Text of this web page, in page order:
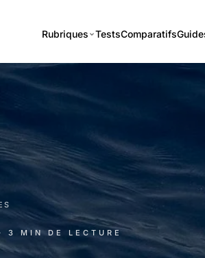
Rubriques TestsComparatifs
· 3 MIN DE LECTURE